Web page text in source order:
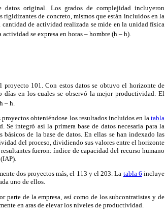
original. Los grados de complejidad incluyeron
de concreto, mismos que están incluidos en la
de actividad realizada se mide en la unidad física
se expresa en horas – hombre (h – h).
101. Con estos datos se obtuvo el horizonte de
en los cuales se observó la mejor productividad. El
– h.
obteniéndose los resultados incluidos en la tabla
integró así la primera base de datos necesaria para la
de la base de datos. En ellas se han indexado las
del proceso, dividiendo sus valores entre el horizonte
fueron: índice de capacidad del recurso humano
dos proyectos más, el 113 y el 203. La tabla 6 incluye
uno de ellos.
de la empresa, así como de los subcontratistas y de
en aras de elevar los niveles de productividad.